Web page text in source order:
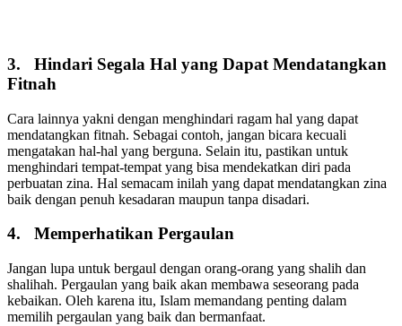
3. Hindari Segala Hal yang Dapat Mendatangkan
Fitnah
Cara lainnya yakni dengan menghindari ragam hal yang dapat
mendatangkan fitnah. Sebagai contoh, jangan bicara kecuali
mengatakan hal-hal yang berguna. Selain itu, pastikan untuk
menghindari tempat-tempat yang bisa mendekatkan diri pada
perbuatan zina. Hal semacam inilah yang dapat mendatangkan zina
baik dengan penuh kesadaran maupun tanpa disadari.
4. Memperhatikan Pergaulan
Jangan lupa untuk bergaul dengan orang-orang yang shalih dan
shalihah. Pergaulan yang baik akan membawa seseorang pada
kebaikan. Oleh karena itu, Islam memandang penting dalam
memilih pergaulan yang baik dan bermanfaat.